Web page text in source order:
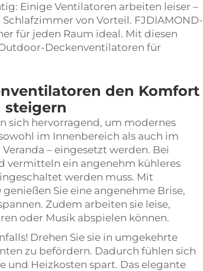
Einige Ventilatoren arbeiten leiser –
von Vorteil. FJDIAMOND-
für jeden Raum ideal. Mit diesen
Deckenventilatoren für
den Komfort
steigern
sich hervorragend, um modernes
im Innenbereich als auch im
– eingesetzt werden. Bei
vermitteln ein angenehm kühleres
werden muss. Mit
Sie eine angenehme Brise,
Zudem arbeiten sie leise,
oder Musik abspielen können.
Drehen Sie sie in umgekehrte
zu befördern. Dadurch fühlen sich
und Heizkosten spart. Das elegante